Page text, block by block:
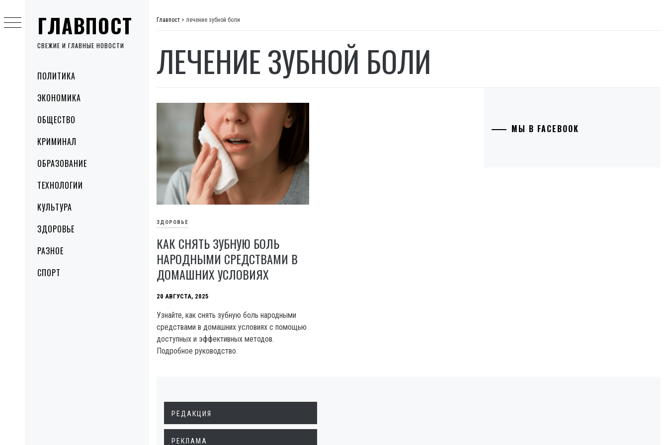
ГЛАВПОСТ
СВЕЖИЕ И ГЛАВНЫЕ НОВОСТИ
MenuПОЛИТИКА
ЭКОНОМИКА
ОБЩЕСТВО
КРИМИНАЛ
ОБРАЗОВАНИЕ
ТЕХНОЛОГИИ
КУЛЬТУРА
ЗДОРОВЬЕ
РАЗНОЕ
СПОРТ
to
content
Главпост > лечение зубной боли
ЛЕЧЕНИЕ ЗУБНОЙ БОЛИ
ЗДОРОВЬЕ
КАК СНЯТЬ ЗУБНУЮ БОЛЬ
НАРОДНЫМИ СРЕДСТВАМИ В
ДОМАШНИХ УСЛОВИЯХ
20 АВГУСТА, 2025
Узнайте, как снять зубную боль народными
средствами в домашних условиях с помощью
доступных и эффективных методов.
Подробное руководство.
МЫ В FACEBOOK
РЕДАКЦИЯ
РЕКЛАМА